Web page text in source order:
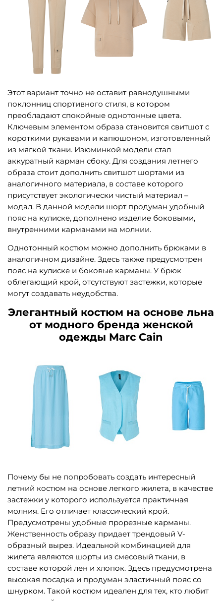
Этот вариант точно не оставит равнодушными
поклонниц спортивного стиля, в котором
преобладают спокойные однотонные цвета.
Ключевым элементом образа становится свитшот с
короткими рукавами и капюшоном, изготовленный
из мягкой ткани. Изюминкой модели стал
аккуратный карман сбоку. Для создания летнего
образа стоит дополнить свитшот шортами из
аналогичного материала, в составе которого
присутствует экологически чистый материал –
модал. В данной модели шорт продуман удобный
пояс на кулиске, дополнено изделие боковыми,
внутренними карманами на молнии.
Однотонный костюм можно дополнить брюками в
аналогичном дизайне. Здесь также предусмотрен
пояс на кулиске и боковые карманы. У брюк
облегающий крой, отсутствуют застежки, которые
могут создавать неудобства.
Элегантный костюм на основе льна
от модного бренда женской
одежды Marc Cain
Почему бы не попробовать создать интересный
летний костюм на основе легкого жилета, в качестве
застежки у которого используется практичная
молния. Его отличает классический крой.
Предусмотрены удобные прорезные карманы.
Женственность образу придает трендовый V-
образный вырез. Идеальной комбинацией для
жилета являются шорты из смесовый ткани, в
составе которой лен и хлопок. Здесь предусмотрена
высокая посадка и продуман эластичный пояс со
шнурком. Такой костюм идеален для тех, кто любит